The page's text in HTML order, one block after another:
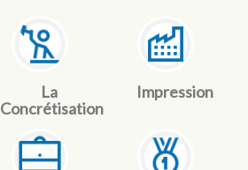
La
Concrétisation
Impression